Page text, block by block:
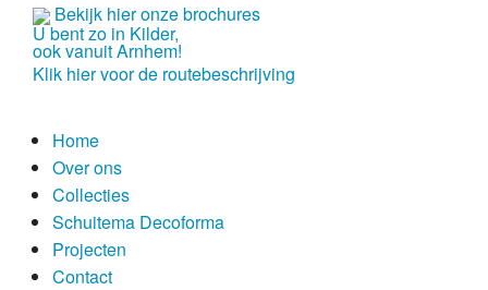
Over ons
historie
service
showroom
Collecties
Bekijk hier onze brochures
U bent zo in Kilder,
ook vanuit Arnhem!
Klik hier voor de routebeschrijving
Home
Over ons
Collecties
Schuitema Decoforma
Projecten
Contact